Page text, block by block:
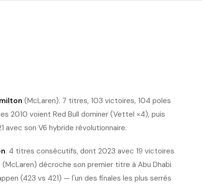
(McLaren). 7 titres, 103 victoires, 104 poles
2010 voient Red Bull dominer (Vettel ×4), puis
son V6 hybride révolutionnaire.
. 4 titres consécutifs, dont 2023 avec 19 victoires
(McLaren) décroche son premier titre à Abu Dhabi
(423 vs 421) — l'un des finales les plus serrés